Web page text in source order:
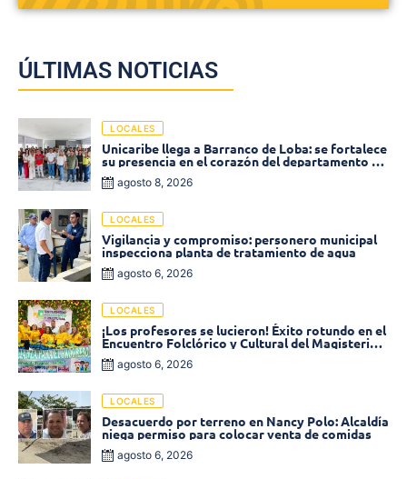
ÚLTIMAS NOTICIAS
LOCALES
Unicaribe llega a Barranco de Loba: se fortalece
su presencia en el corazón del departamento de
Bolívar
agosto 8, 2026
LOCALES
Vigilancia y compromiso: personero municipal
inspecciona planta de tratamiento de agua
agosto 6, 2026
LOCALES
¡Los profesores se lucieron! Éxito rotundo en el
Encuentro Folclórico y Cultural del Magisterio
2026 en Ciénaga
agosto 6, 2026
LOCALES
Desacuerdo por terreno en Nancy Polo: Alcaldía
niega permiso para colocar venta de comidas
agosto 6, 2026